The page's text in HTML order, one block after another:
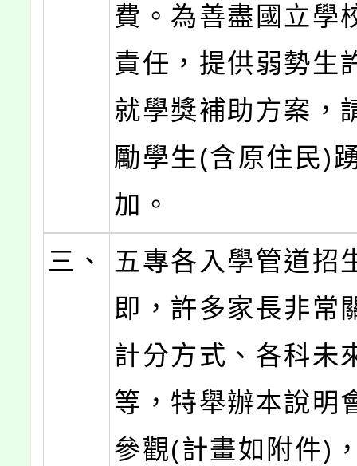
費。為善盡國立學
責任，提供弱勢生
就學獎補助方案，
勵學生(含原住民)
加。
三、
五專各入學管道招
即，許多家長非常
計分方式、各科未
等，特舉辦本說明
參觀(計畫如附件)